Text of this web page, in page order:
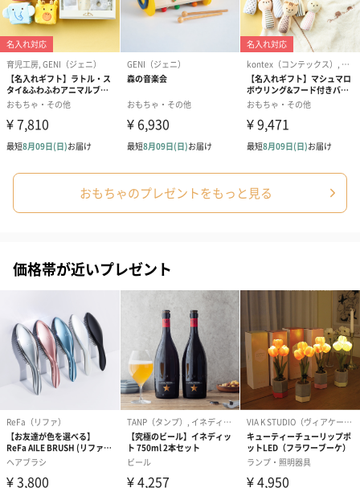
シーズンブーケ（ひま
ブーケ（ホワイトグリ
ブーケ（ピン
梱します。
一部花材が写真と異なる場合がございます。予めご了承くださ
プリザーブドフラワー
ブーケ（ピンク）
プリザーブドフラワー
ブーケ（ブルー）
アミュレット
ク）（1,500円
おもちゃのプレゼントをもっと見る
価格帯が近いプレゼント